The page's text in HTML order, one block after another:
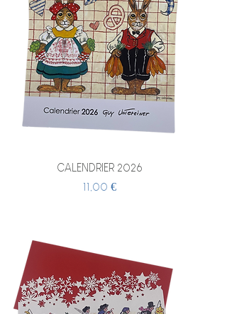
CALENDRIER 2026
Prix
11,00 €